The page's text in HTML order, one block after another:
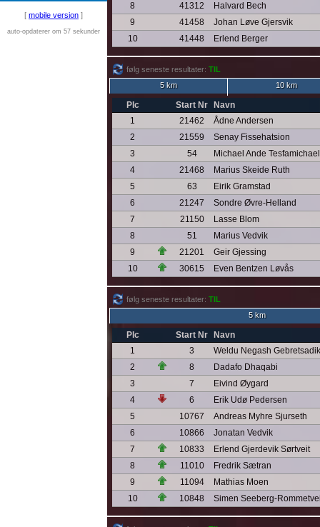
[ mobile version ]
auto-opdaterer om 57 sekunder
8 41312
Halvard Bech
9
41458
Johan Løve Gjersvik
10
41448 Erlend Berger
følg seneste resultater: TIL
5 km
10 km
Plc Start Nr
Navn
1
21462
Ådne Andersen
2
21559
Senay Fissehatsion
3
54
Michael Ande Tesfamichael
4
21468
Marius Skeide Ruth
5
63
Eirik Gramstad
6
21247
Sondre Øvre-Helland
7
21150
Lasse Blom
8
51
Marius Vedvik
9
21201
Geir Gjessing
10
30615 Even Bentzen Løvås
følg seneste resultater: TIL
5 km
Plc Start Nr
Navn
1
3
Weldu Negash Gebretsadik
2
8
Dadafo Dhaqabi
3
7
Eivind Øygard
4
6
Erik Udø Pedersen
5
10767
Andreas Myhre Sjurseth
6
10866
Jonatan Vedvik
7
10833
Erlend Gjerdevik Sørtveit
8
11010
Fredrik Sætran
9
11094
Mathias Moen
10
10848 Simen Seeberg-